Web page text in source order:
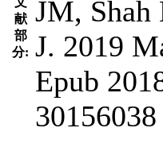
献
部
分:
JM,
J. 2019
Epub
30156038